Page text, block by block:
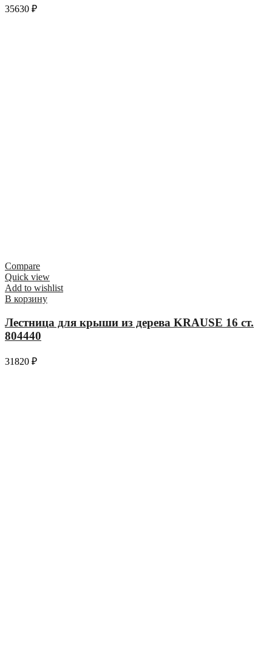
35630 ₽
Compare
Quick view
Add to wishlist
В корзину
Лестница для крыши из дерева KRAUSE 16 ст.
804440
31820 ₽